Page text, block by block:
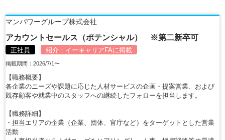
マンパワーグループ株式会社
アカウントセールス（ポテンシャル） ※第二新卒可
正社員 紹介： イーキャリアFAに掲載
掲載期間：2026/7/1〜
【職務概要】
各企業のニーズや課題に応じた人材サービスの企画・提案営業、および
既存顧客や就業中のスタッフへの継続したフォローを担当します。
【職務詳細】
・担当エリアの企業（企業、団体、官庁など）をターゲットとした営業
活動